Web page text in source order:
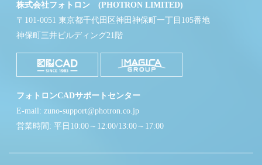
株式会社フォトロン (PHOTRON LIMITED)
〒101-0051 東京都千代田区神田神保町一丁目105番地
神保町三井ビルディング21階
フォトロンCADサポートセンター
E-mail: zuno-support@photron.co.jp
営業時間: 平日10:00～12:00/13:00～17:00